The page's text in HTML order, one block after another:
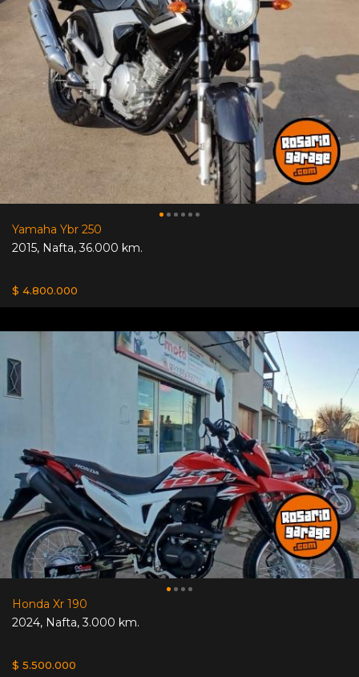
Yamaha Ybr 250
2015, Nafta,36.000 km.
$ 4.800.000
Honda Xr 190
2024, Nafta,3.000 km.
$ 5.500.000